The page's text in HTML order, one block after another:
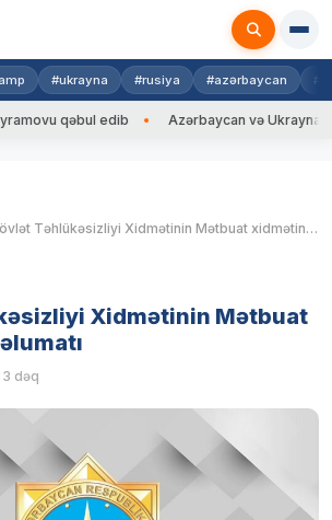
#ukrayna #rusiya #azərbaycan
edib Azərbaycan və Ukrayna XİN
Dövlət Təhlükəsizliyi Xidmətinin Mətbuat xidmətinin məlumatı
Xidmətinin Mətbuat
3 dəq